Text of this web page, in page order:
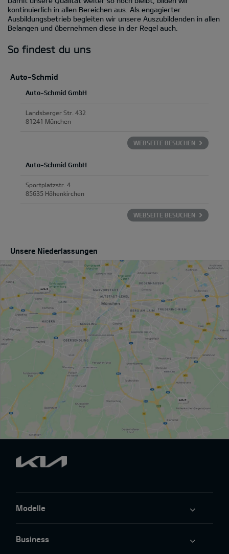
kontinuierlich in allen Bereichen aus. Als engagierter
Ausbildungsbetrieb begleiten wir unsere Auszubildenden in allen
Belangen und übernehmen diese in der Regel auch.
So findest du uns
Auto-Schmid
Auto-Schmid GmbH
Landsberger Str. 432
81241 München
WEBSEITE BESUCHEN
Auto-Schmid GmbH
Sportplatzstr. 4
85635 Höhenkirchen
WEBSEITE BESUCHEN
Unsere Niederlassungen
Modelle
Business